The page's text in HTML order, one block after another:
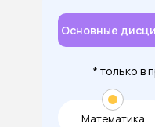
Основные
Математика
* только в